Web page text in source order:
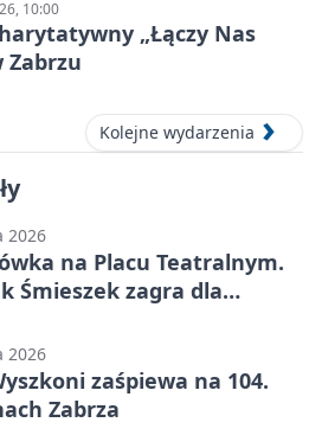
10:00
„Łączy Nas
Zabrzu
Kolejne wydarzenia
2026
na Placu Teatralnym.
Śmieszek zagra dla
2026
zaśpiewa na 104.
Zabrza